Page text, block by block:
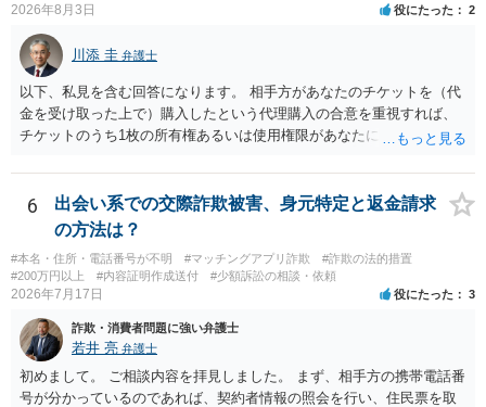
2026年8月3日 役にたった 2
川添 圭 弁護士
以下、私見を含む回答になります。 相手方があなたのチケットを（代
金を受け取った上で）購入したという代理購入の合意を重視すれば、
チケットのうち1枚の所有権あるいは使用権限があなたにあり、チケッ
す。 一方、このチケット購入には「相手方と一緒に行く」という合意
も付随していたことを無視することができません。こちらを重視すれ
ば、交際を終了させたことにより「一緒に行く」という結果の実現に
重大な障害が発生しており、当然にチケットを引き渡すべきといえる
かは微妙であり、むしろ返金すべきとするのが当事者の合理的意思に
合致するのではないか、という判断に傾くことになると思います。 例
隣り合わせになることは避けたいという心理が働くことも無理からぬ
ところです。一方、チケットがエリア指定のアリーナ席であれば隣り
合わせにならずに済むかもしれませんし、そのチケットが入手困難で
あったり特別席であったりすれば、判断は変わってくるかもしれませ
6
出会い系での交際詐欺被害、身元特定と返金請求
の方法は？
#本名・住所・電話番号が不明 #マッチングアプリ詐欺
#詐欺の法的措置
#200万円以上
#内容証明作成送付 #少額訴訟の相談・依頼
2026年7月17日 役にたった 3
詐欺・消費者問題に強い弁護士
若井 亮 弁護士
初めまして。 ご相談内容を拝見しました。 まず、相手方の携帯電話番
号が分かっているのであれば、契約者情報の照会を行い、住民票を取